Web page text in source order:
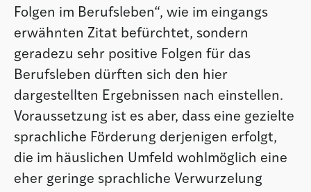
Folgen im Berufsleben“, wie im eingangs
erwähnten Zitat befürchtet, sondern
geradezu sehr positive Folgen für das
Berufsleben dürften sich den hier
dargestellten Ergebnissen nach einstellen.
Voraussetzung ist es aber, dass eine gezielte
sprachliche Förderung derjenigen erfolgt,
die im häuslichen Umfeld wohlmöglich eine
eher geringe sprachliche Verwurzelung